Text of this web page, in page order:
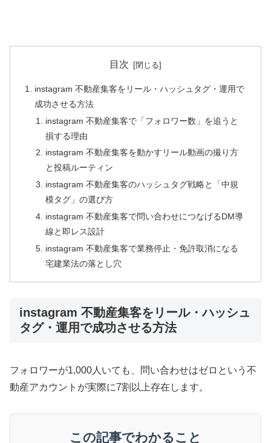
目次
instagram 不動産集客をリール・ハッシュタグ・運用で
成功させる方法
instagram 不動産集客で「フォロワー数」を追うと
損する理由
instagram 不動産集客を動かすリール動画の撮り方
と投稿ルーティン
instagram 不動産集客のハッシュタグ戦略と「中規
模タグ」の選び方
instagram 不動産集客で問い合わせにつなげるDM導
線と即レス設計
instagram 不動産集客で業務停止・免許取消になる
宅建業法の落とし穴
instagram 不動産集客をリール・ハッシュ
タグ・運用で成功させる方法
フォロワーが1,000人いても、問い合わせはゼロという不
動産アカウントが実際に7割以上存在します。
この記事でわかること